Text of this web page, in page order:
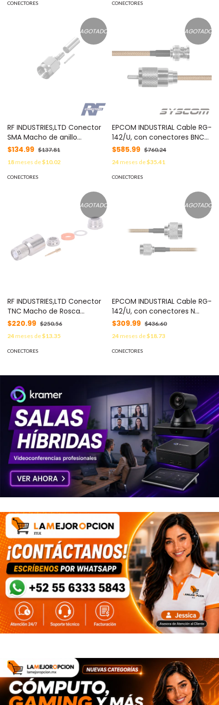
CONECTORES CONECTORES
AGOTADO
RF INDUSTRIES,LTD Conector
SMA Macho de anillo
plegable para cable RG-
174/U, BELDEN 8216, MOD:
RSA-3000-B
$134.99 $137.81
18meses de$10.02
CONECTORES
AGOTADO
EPCOM INDUSTRIAL Cable RG-
142/U, con conectores BNC
Macho / UHF Macho. MOD:
SBNC-142-UHF-60
$585.99 $760.24
24meses de$35.41
CONECTORES
AGOTADO
RF INDUSTRIES,LTD Conector
TNC Macho de Rosca
Izquierda Métrica, Tipo Rosca
para RG-8/U, 9913, LMR-400,
CNT-400 del Grupo I, Plata/
Oro/ Teflón. MOD: RT-1200-I
$220.99 $250.56
24meses de$13.35
CONECTORES
AGOTADO
EPCOM INDUSTRIAL Cable RG-
142/U, con conectores N
Macho / TNC Macho de 60
cm. MOD: SN-142-TNC-60
$309.99 $436.60
24meses de$18.73
CONECTORES